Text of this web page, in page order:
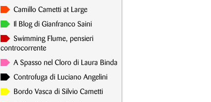
Camillo Cametti at Large
Il Blog di Gianfranco Saini
Swimming Flume, pensieri
controcorrente
A Spasso nel Cloro di Laura Binda
Controfuga di Luciano Angelini
Bordo Vasca di Silvio Cametti